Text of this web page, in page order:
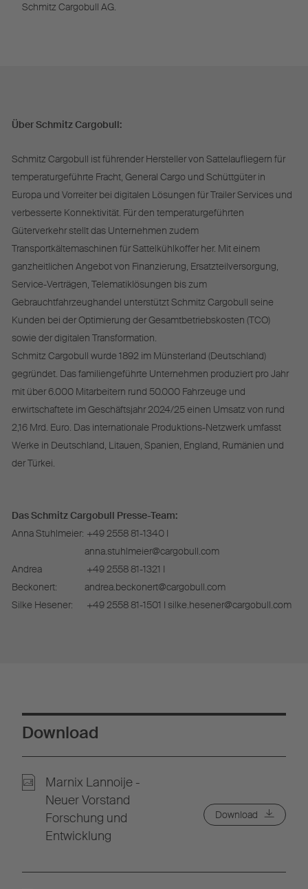
Schmitz Cargobull AG.
Über Schmitz Cargobull:
Schmitz Cargobull ist führender Hersteller von Sattelaufliegern für
temperaturgeführte Fracht, General Cargo und Schüttgüter in
Europa und Vorreiter bei digitalen Lösungen für Trailer Services und
verbesserte Konnektivität. Für den temperaturgeführten
Güterverkehr stellt das Unternehmen zudem
Transportkältemaschinen für Sattelkühlkoffer her. Mit einem
ganzheitlichen Angebot von Finanzierung, Ersatzteilversorgung,
Service-Verträgen, Telematiklösungen bis zum
Gebrauchtfahrzeughandel unterstützt Schmitz Cargobull seine
Kunden bei der Optimierung der Gesamtbetriebskosten (TCO)
sowie der digitalen Transformation.
Schmitz Cargobull wurde 1892 im Münsterland (Deutschland)
gegründet. Das familiengeführte Unternehmen produziert pro Jahr
mit über 6.000 Mitarbeitern rund 50.000 Fahrzeuge und
erwirtschaftete im Geschäftsjahr 2024/25 einen Umsatz von rund
2,16 Mrd. Euro. Das internationale Produktions-Netzwerk umfasst
Werke in Deutschland, Litauen, Spanien, England, Rumänien und
der Türkei.
Das Schmitz Cargobull Presse-Team:
Anna Stuhlmeier: +49 2558 81-1340 I
anna.stuhlmeier@cargobull.com
Andrea
Beckonert:
+49 2558 81-1321 I
andrea.beckonert@cargobull.com
Silke Hesener:
+49 2558 81-1501 I silke.hesener@cargobull.com
Download
Marnix Lannoije -
Neuer Vorstand
Forschung und
Entwicklung
Download